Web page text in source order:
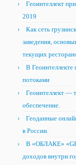
Геоинтеллект
2019
Как сеть
заведения,
текущих
В
потоками
Геоинтеллект —
обеспечение.
Геоданные
в России.
В «ОБЛАКЕ»
доходов внутри